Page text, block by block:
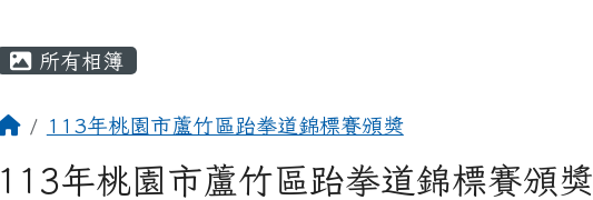
所有相簿
113年桃園市蘆竹區跆拳道錦標賽頒獎
113年桃園市蘆竹區跆拳道錦標賽頒獎